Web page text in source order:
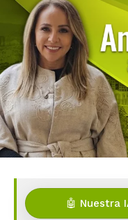
🤖 Nuestra